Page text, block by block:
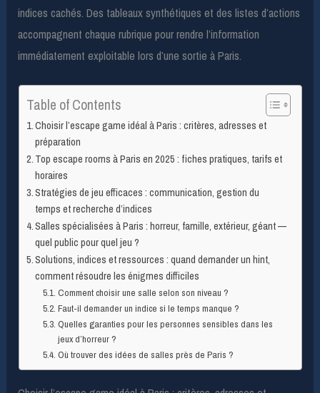
indices cachés. Des tableaux synthétiques et des listes d’actions
accompagnent chaque rubrique pour rendre l’information
immédiatement exploitable lors d’une sortie à Paris.
Table of Contents
Choisir l’escape game idéal à Paris : critères, adresses et
préparation
Top escape rooms à Paris en 2025 : fiches pratiques, tarifs et
horaires
Stratégies de jeu efficaces : communication, gestion du
temps et recherche d’indices
Salles spécialisées à Paris : horreur, famille, extérieur, géant —
quel public pour quel jeu ?
Solutions, indices et ressources : quand demander un hint,
comment résoudre les énigmes difficiles
Comment choisir une salle selon son niveau ?
Faut-il demander un indice si le temps manque ?
Quelles garanties pour les personnes sensibles dans les
jeux d’horreur ?
Où trouver des idées de salles près de Paris ?